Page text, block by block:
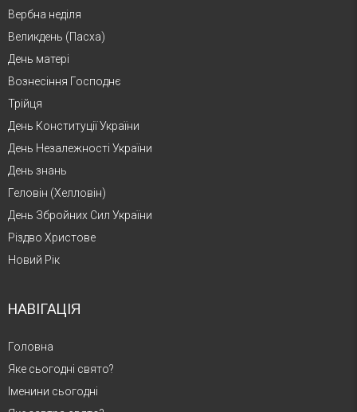
Вербна неділя
Великдень (Пасха)
День матері
Вознесіння Господнє
Трійця
День Конституції України
День Незалежності України
День знань
Геловін (Хелловін)
День Збройних Сил України
Різдво Христове
Новий Рік
НАВІГАЦІЯ
Головна
Яке сьогодні свято?
Іменини сьогодні